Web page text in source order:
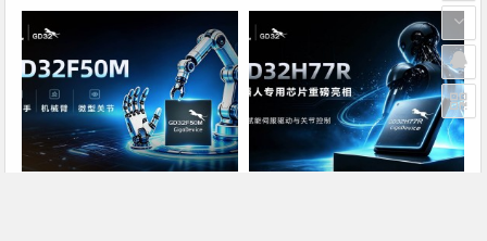
载Arm Cortex‑M4内核的标准微
控制器）工程样品